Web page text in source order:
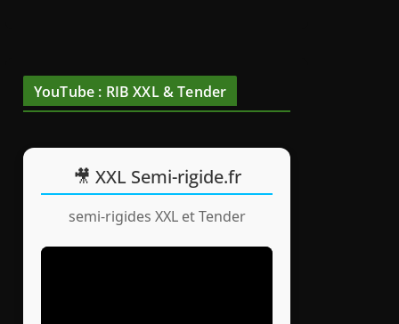
YouTube : RIB XXL & Tender
🎥 XXL Semi-rigide.fr
semi-rigides XXL et Tender